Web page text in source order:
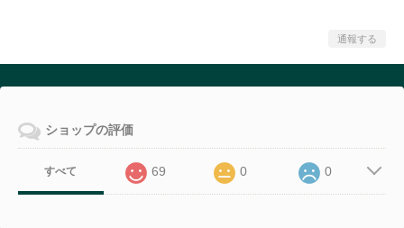
通報する
ショップの評価
すべて 69 0 0